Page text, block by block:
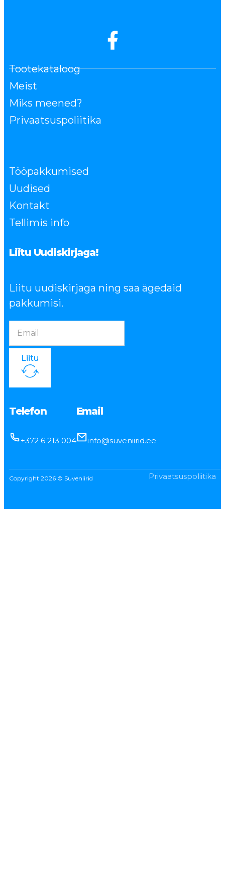
Tootekataloog
Meist
Miks meened?
Privaatsuspoliitika
Tööpakkumised
Uudised
Kontakt
Tellimis info
Liitu Uudiskirjaga!
Liitu uudiskirjaga ning saa ägedaid
pakkumisi.
Liitu
Telefon
+372 6 213 004
Email
info@suveniirid.ee
Copyright 2026 © Suveniirid Privaatsuspoliitika